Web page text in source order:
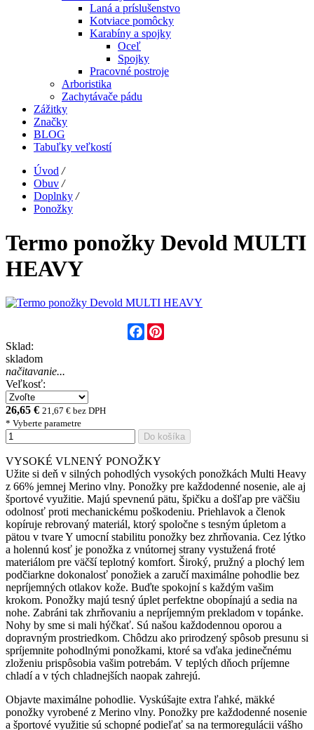
Laná a príslušenstvo
Kotviace pomôcky
Karabíny a spojky
Oceľ
Spojky
Pracovné postroje
Arboristika
Zachytávače pádu
Zážitky
Značky
BLOG
Tabuľky veľkostí
Úvod /
Obuv /
Doplnky /
Ponožky
Termo ponožky Devold MULTI
HEAVY
Facebook
Sklad:
skladom
načitavanie...
Veľkosť:
26,65 € 21,67 € bez DPH
* Vyberte parametre
Do košíka
VYSOKÉ VLNENÝ PONOŽKY
Užite si deň v silných pohodlých vysokých ponožkách Multi Heavy
z 66% jemnej Merino vlny. Ponožky pre každodenné nosenie, ale aj
športové využitie. Majú spevnenú pätu, špičku a došľap pre väčšiu
odolnosť proti mechanickému poškodeniu. Priehlavok a členok
kopíruje rebrovaný materiál, ktorý spoločne s tesným úpletom a
pätou v tvare Y umocní stabilitu ponožky bez zhrňovania. Cez lýtko
a holennú kosť je ponožka z vnútornej strany vystužená froté
materiálom pre väčší teplotný komfort. Široký, pružný a plochý lem
podčiarkne dokonalosť ponožiek a zaručí maximálne pohodlie bez
nepríjemných otlakov kože. Buďte spokojní s každým vašim
krokom. Ponožky majú tesný úplet perfektne obopínajú a sedia na
nohe. Zabráni tak zhrňovaniu a nepríjemným prekladom v topánke.
Nohy by sme si mali hýčkať. Sú našou každodennou oporou a
dopravným prostriedkom. Chôdzu ako prirodzený spôsob presunu si
spríjemnite pohodlnými ponožkami, ktoré sa vďaka jedinečnému
zloženiu prispôsobia vašim potrebám. V teplých dňoch príjemne
chladí a v tých chladnejších naopak zahrejú.
Objavte maximálne pohodlie. Vyskúšajte extra ľahké, mäkké
ponožky vyrobené z Merino vlny. Ponožky pre každodenné nosenie
a športové využitie sú schopné podieľať sa na termoregulácii vášho